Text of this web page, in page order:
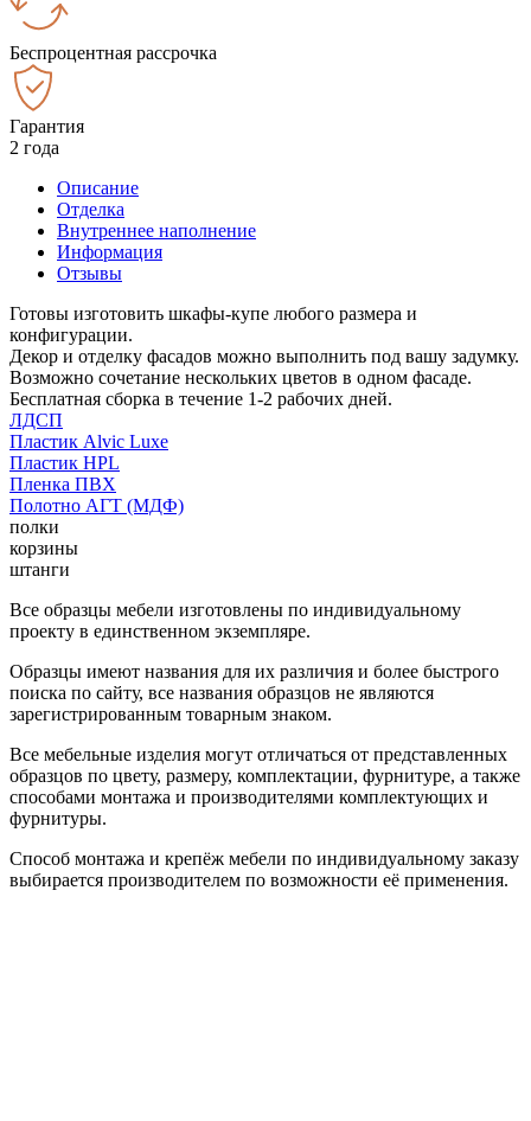
Беспроцентная рассрочка
Гарантия
2 года
Описание
Отделка
Внутреннее наполнение
Информация
Отзывы
Готовы изготовить шкафы-купе любого размера и
конфигурации.
Декор и отделку фасадов можно выполнить под вашу задумку.
Возможно сочетание нескольких цветов в одном фасаде.
Бесплатная сборка в течение 1-2 рабочих дней.
ЛДСП
Пластик Alvic Luxe
Пластик HPL
Пленка ПВХ
Полотно АГТ (МДФ)
полки
корзины
штанги
Все образцы мебели изготовлены по индивидуальному
проекту в единственном экземпляре.
Образцы имеют названия для их различия и более быстрого
поиска по сайту, все названия образцов не являются
зарегистрированным товарным знаком.
Все мебельные изделия могут отличаться от представленных
образцов по цвету, размеру, комплектации, фурнитуре, а также
способами монтажа и производителями комплектующих и
фурнитуры.
Способ монтажа и крепёж мебели по индивидуальному заказу
выбирается производителем по возможности её применения.